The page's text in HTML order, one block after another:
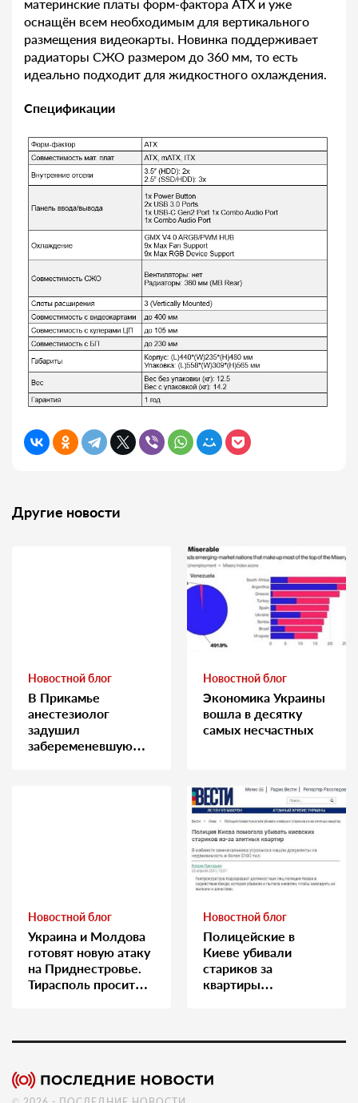
материнские платы форм-фактора ATX и уже
оснащён всем необходимым для вертикального
размещения видеокарты. Новинка поддерживает
радиаторы СЖО размером до 360 мм, то есть
идеально подходит для жидкостного охлаждения.
Спецификации
Другие новости
Новостной блог
В Прикамье
анестезиолог
задушил
забеременевшую
Новостной блог
Экономика Украины
вошла в десятку
самых несчастных
Новостной блог
Украина и Молдова
готовят новую атаку
на Приднестровье.
Тирасполь просит
Новостной блог
Полицейские в
Киеве убивали
стариков за
квартиры…